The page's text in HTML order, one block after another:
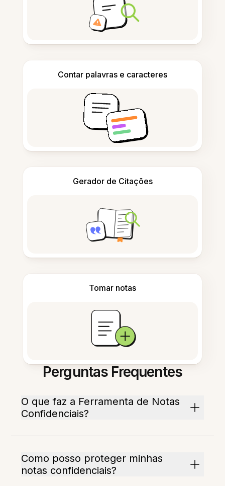
Contar palavras e caracteres
Gerador de Citações
Tomar notas
Perguntas Frequentes
O que faz a Ferramenta de Notas
Confidenciais?
Como posso proteger minhas
notas confidenciais?